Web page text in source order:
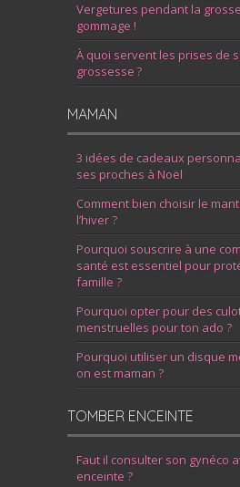
Vergetures pendant la
gommage !
À quoi servent les prises de
grossesse ?
MAMAN
3 idées de cadeaux
ses proches à Noël
Comment bien choisir le
l’hiver ?
Pourquoi souscrire à une
santé est essentiel pour
famille ?
Pourquoi opter pour des
menstruelles pour ton ado ?
Pourquoi utiliser un disque
on est maman ?
TOMBER ENCEINTE
Faut il consulter son gynéco
enceinte ?